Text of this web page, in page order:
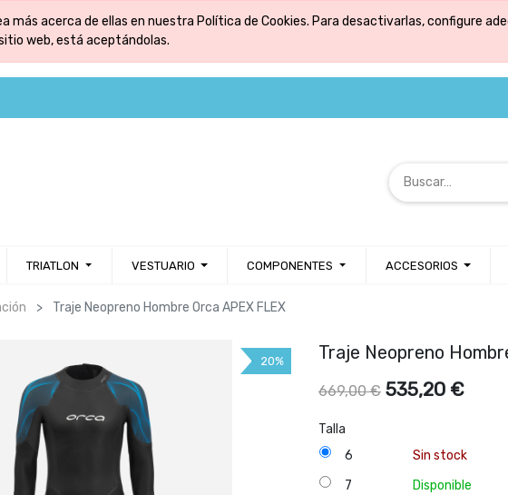
más acerca de ellas en nuestra Política de Cookies. Para desactivarlas, configure
web, está aceptándolas.
TRIATLON VESTUARIO COMPONENTES ACCESORIOS
Traje Neopreno Hombre Orca APEX FLEX
20% Traje Neopreno
669,00€ 535,20 €
Talla
6
Sin stock
7
Disponible